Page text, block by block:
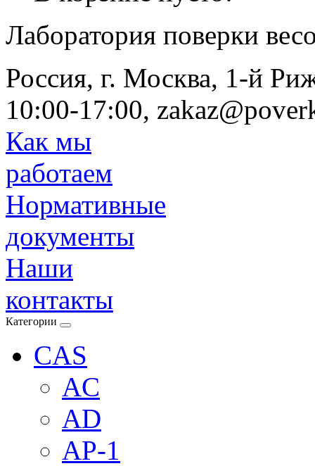
Лаборатория поверки
Россия, г. Москва, 1-й
10:00-17:00,
Как мы
работаем
Нормативные
документы
Наши
контакты
Категории
CAS
AC
AD
AP-1